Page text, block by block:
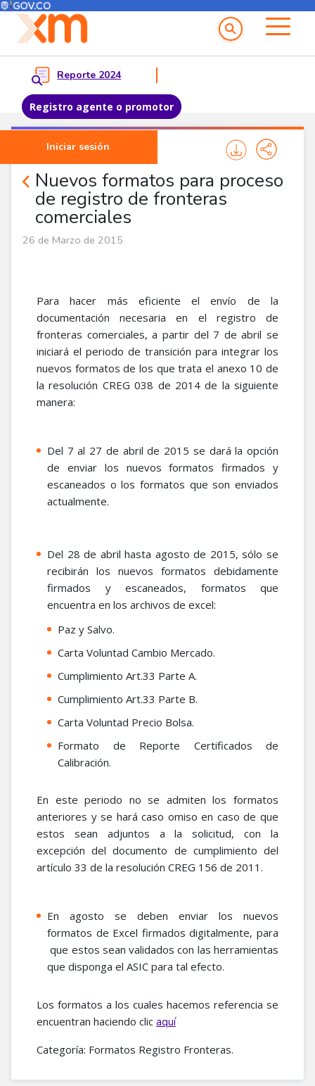
Pasar al contenido principal
Menú del Usuario
Reporte 2024
Registro agente o promotor
Iniciar sesión
Menu principal
Nuevos formatos para proceso
de registro de fronteras
comerciales
Noticias Corporativas
26 de Marzo de 2015
Para hacer más eficiente el envío de la
documentación necesaria en el registro de
fronteras comerciales, a partir del 7 de abril se
iniciará el periodo de transición para integrar los
nuevos formatos de los que trata el anexo 10 de
la resolución CREG 038 de 2014 de la siguiente
manera:
Del 7 al 27 de abril de 2015 se dará la opción
de enviar los nuevos formatos firmados y
escaneados o los formatos que son enviados
actualmente.
Del 28 de abril hasta agosto de 2015, sólo se
recibirán los nuevos formatos debidamente
firmados y escaneados, formatos que
encuentra en los archivos de excel:
Paz y Salvo.
Carta Voluntad Cambio Mercado.
Cumplimiento Art.33 Parte A.
Cumplimiento Art.33 Parte B.
Carta Voluntad Precio Bolsa.
Formato de Reporte Certificados de
Calibración.
En este periodo no se admiten los formatos
anteriores y se hará caso omiso en caso de que
estos sean adjuntos a la solicitud, con la
excepción del documento de cumplimiento del
artículo 33 de la resolución CREG 156 de 2011.
En agosto se deben enviar los nuevos
formatos de Excel firmados digitalmente, para
que estos sean validados con las herramientas
que disponga el ASIC para tal efecto.
Los formatos a los cuales hacemos referencia se
encuentran haciendo clic aquí
Categoría: Formatos Registro Fronteras.